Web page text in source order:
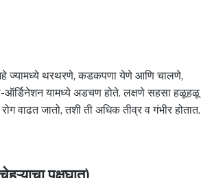
ज्यामध्ये थरथरणे, कडकपणा येणे आणि चालणे,
यामध्ये अडचण होते. लक्षणे सहसा हळूहळू
वाढत जातो, तशी ती अधिक तीव्र व गंभीर होतात.